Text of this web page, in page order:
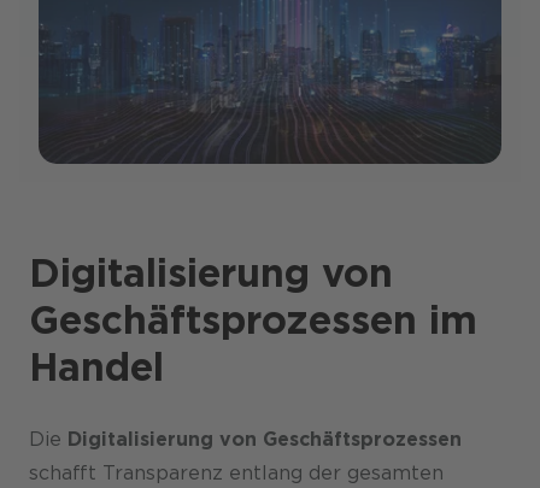
Digitalisierung von
Geschäftsprozessen im
Handel
Die Digitalisierung von Geschäftsprozessen
schafft Transparenz entlang der gesamten